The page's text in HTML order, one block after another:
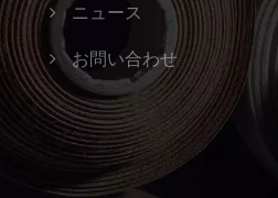
ニュース
お問い合わせ